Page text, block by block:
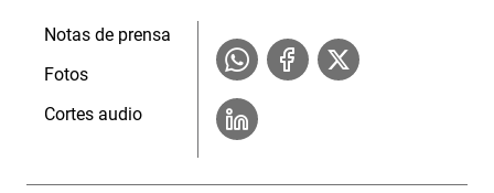
Notas de prensa
Fotos
Cortes audio